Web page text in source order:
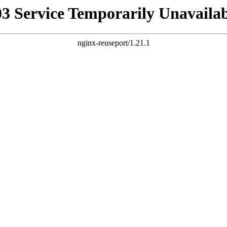
Service Temporarily
nginx-reuseport/1.21.1